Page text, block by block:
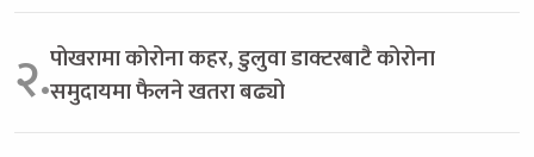
२.पोखरामा कोरोना कहर, डुलुवा डाक्टरबाटै कोरोना
समुदायमा फैलने खतरा बढ्यो